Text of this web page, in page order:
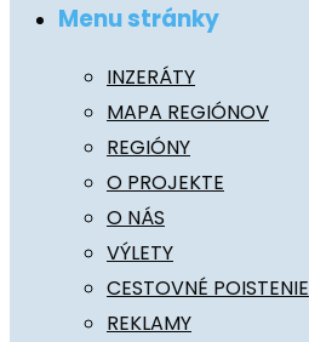
Menu stránky
INZERÁTY
MAPA REGIÓNOV
REGIÓNY
O PROJEKTE
O NÁS
VÝLETY
CESTOVNÉ POISTENIE
REKLAMY